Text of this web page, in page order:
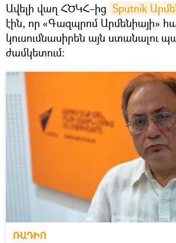
Ավելի վաղ ՀԾԿՀ–ից Sputnik
էին, որ «Գազպրոմ Արմենիայի»
կուսումնասիրեն այն ստանալու
ժամկետում։
ՌԱԴԻՈ